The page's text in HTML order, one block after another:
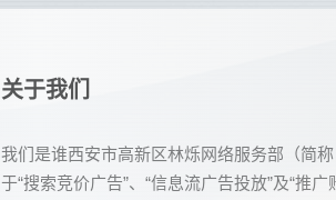
关于我们
我们是谁西安市高新区林烁网络服务部（简
于“搜索竞价广告”、“信息流广告投放”及“推